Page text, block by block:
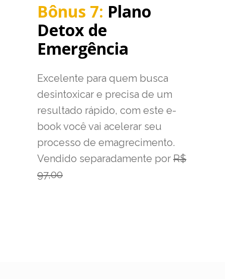
Bônus 7: Plano
Detox de
Emergência
Excelente para quem busca
desintoxicar e precisa de um
resultado rápido, com este e-
book você vai acelerar seu
processo de emagrecimento.
Vendido separadamente por R$
97,00